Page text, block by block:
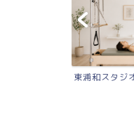
東浦和スタジ